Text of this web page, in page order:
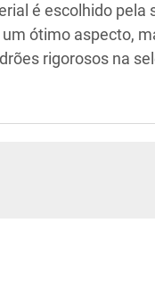
é escolhido pela
ótimo aspecto,
rigorosos na